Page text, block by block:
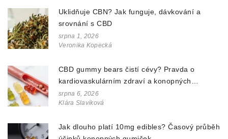
Uklidňuje CBN? Jak funguje, dávkování a
srovnání s CBD
srpna 1, 2026
Veronika Kopecká
CBD gummy bears čistí cévy? Pravda o
kardiovaskulárním zdraví a konopných
doplňcích
srpna 6, 2026
Klára Slavíková
Jak dlouho platí 10mg edibles? Časový průběh